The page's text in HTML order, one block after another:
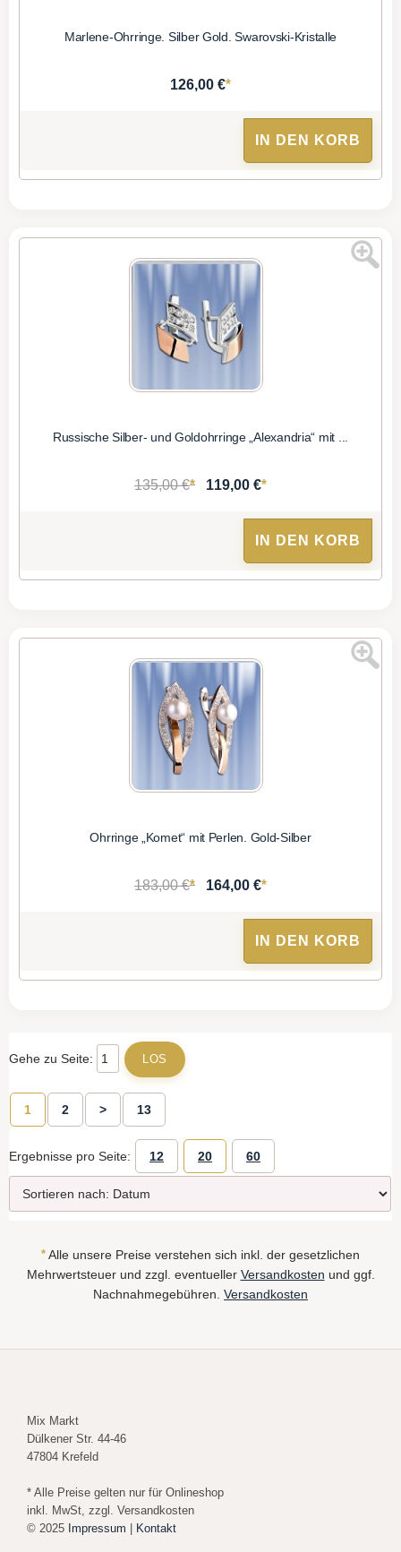
Marlene-Ohrringe. Silber Gold. Swarovski-Kristalle
126,00 €*
IN DEN KORB
Russische Silber- und Goldohrringe „Alexandria“ mit ...
135,00 €* 119,00 €*
IN DEN KORB
Ohrringe „Komet“ mit Perlen. Gold-Silber
183,00 €* 164,00 €*
IN DEN KORB
Gehe zu Seite:
1 2 > 13
Ergebnisse pro Seite: 12 20 60
* Alle unsere Preise verstehen sich inkl. der gesetzlichen
Mehrwertsteuer und zzgl. eventueller Versandkosten und ggf.
Nachnahmegebühren. Versandkosten
Mix Markt
Dülkener Str. 44-46
47804 Krefeld
* Alle Preise gelten nur für Onlineshop
inkl. MwSt, zzgl. Versandkosten
© 2025 Impressum | Kontakt